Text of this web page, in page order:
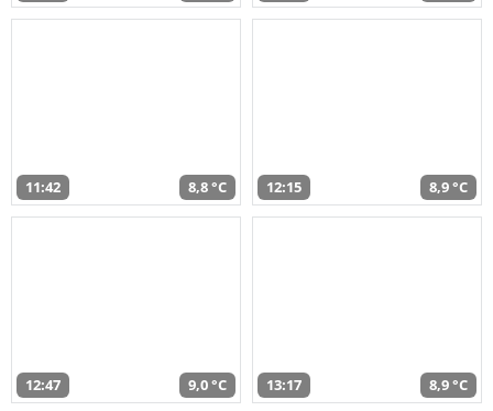
11:42 8,8 °C 12:15 8,9 °C
12:47 9,0 °C 13:17 8,9 °C